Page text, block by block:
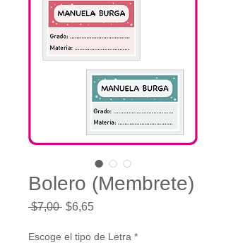
Bolero (Membrete)
$7,00 Precio
$6,65Precio
oferta
Escoge el tipo de Letra *